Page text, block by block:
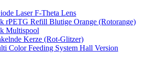
Laser F-Theta Lens
rPETG Refill Blutige Orange (Rotorange)
Multispool
Kerze (Rot-Glitzer)
Color Feeding System Hall Version